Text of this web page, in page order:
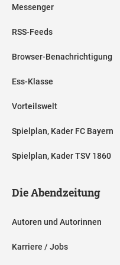
Messenger
RSS-Feeds
Browser-Benachrichtigung
Ess-Klasse
Vorteilswelt
Spielplan, Kader FC Bayern
Spielplan, Kader TSV 1860
Die Abendzeitung
Autoren und Autorinnen
Karriere / Jobs